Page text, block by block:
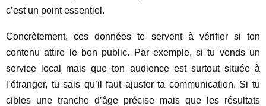
c’est un point essentiel.
Concrètement, ces données te servent à vérifier si ton
contenu attire le bon public. Par exemple, si tu vends un
service local mais que ton audience est surtout située à
l’étranger, tu sais qu’il faut ajuster ta communication. Si tu
cibles une tranche d’âge précise mais que les résultats